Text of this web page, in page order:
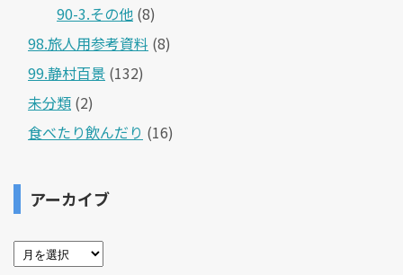
90-3.その他 (8)
98.旅人用参考資料 (8)
99.静村百景 (132)
未分類 (2)
食べたり飲んだり (16)
アーカイブ